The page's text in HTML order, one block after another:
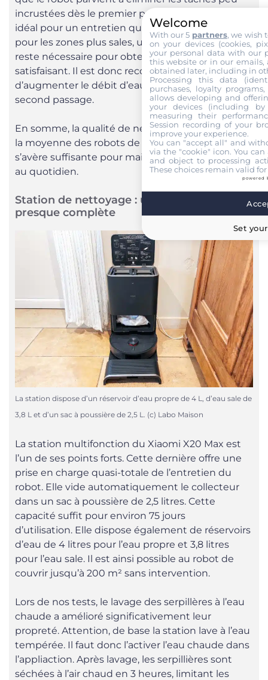
incrustées dès le premier passage, ce qui le rend
idéal pour un entretien quotidien. Cependant,
pour les zones plus sales, un second passage
reste nécessaire pour obtenir un résultat
satisfaisant. Il est donc recommandé dans ce cas
d’augmenter le débit d’eau et de programmer un
second passage.
En somme, la qualité de nettoyage se situe dans
la moyenne des robots de cette gamme et
s’avère suffisante pour maintenir les sols propres
au quotidien.
Station de nettoyage : une solution
presque complète
La station dispose d’un réservoir d’eau propre de 4 L, d’eau sale de
3,8 L et d’un sac à poussière de 2,5 L. (c) Labo Maison
La station multifonction du Xiaomi X20 Max est
l’un de ses points forts. Cette dernière offre une
prise en charge quasi-totale de l’entretien du
robot. Elle vide automatiquement le collecteur
dans un sac à poussière de 2,5 litres. Cette
capacité suffit pour environ 75 jours
d’utilisation. Elle dispose également de réservoirs
d’eau de 4 litres pour l’eau propre et 3,8 litres
pour l’eau sale. Il est ainsi possible au robot de
couvrir jusqu’à 200 m² sans intervention.
Lors de nos tests, le lavage des serpillères à l’eau
chaude a amélioré significativement leur
propreté. Attention, de base la station lave à l’eau
tempérée. Il faut donc l’activer l’eau chaude dans
l’appliaction. Après lavage, les serpillières sont
séchées à l’air chaud en 3 heures, limitant les
Welcome
With our 5 partners, we wish
on your devices (cookies,
your personal data with our
this website or in our emails,
obtained later, including in
Processing this data
purchases, loyalty
allows developing and
your devices (including
measuring their
Session recording of your
improve your experience.
You can "accept all" and
via the "cookie" icon. You
and object to processing
These choices remain valid
powered
Set